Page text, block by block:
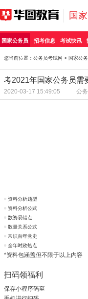
国
国家公务员 招考信息 考试快讯
您当前位置： 公务员考试网 > 国家公
考2021年国家公务员需
2020-03-17 15:49:05 公
资料分析题型
资料分析公式
数资易错点
数量关系公式
常识百年党史
全年时政热点
*资料包涵盖但不限于以上内容
扫码领福利
保存小程序码至